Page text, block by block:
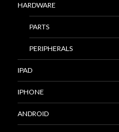
HARDWARE
PARTS
PERIPHERALS
IPAD
IPHONE
ANDROID